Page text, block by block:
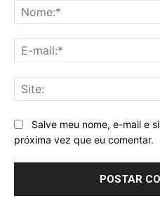
Salve meu nome, e-mail e
próxima vez que eu comentar.